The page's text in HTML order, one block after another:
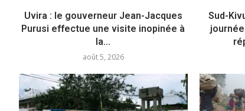
Uvira : le gouverneur Jean-Jacques
Purusi effectue une visite inopinée à
la...
août 5, 2026
Sud-